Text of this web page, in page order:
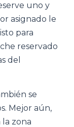
uno y
asignado le
para
reservado
del
se
Mejor aún,
zona